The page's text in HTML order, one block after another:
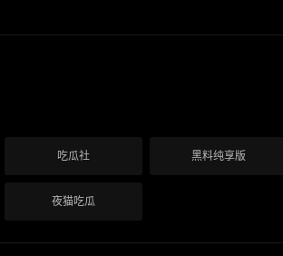
吃瓜社 黑料纯享版
夜猫吃瓜